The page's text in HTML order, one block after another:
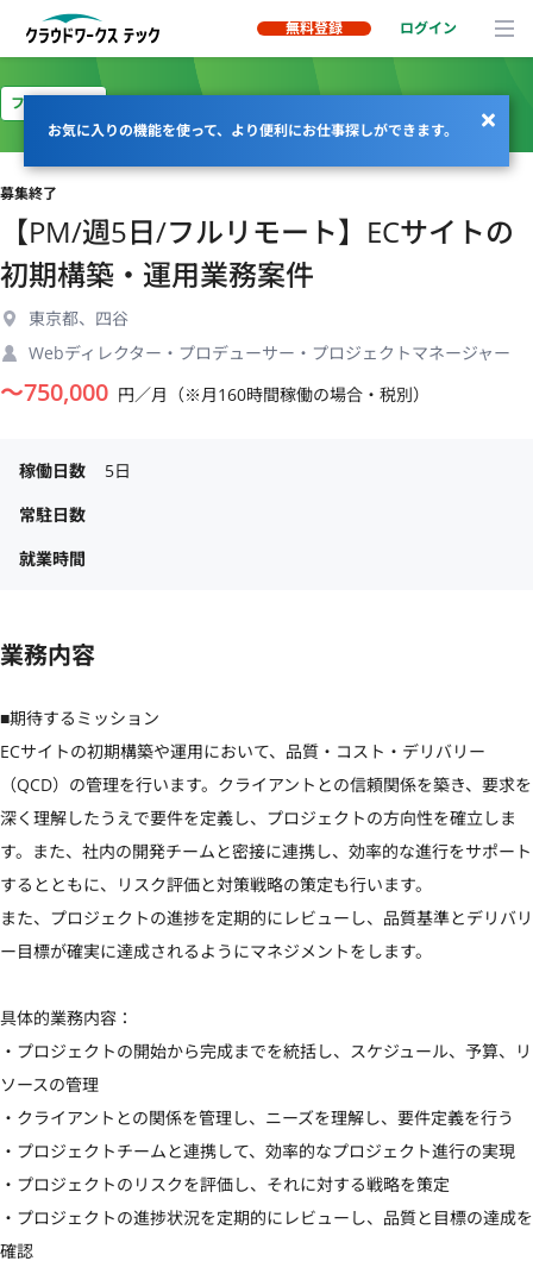
無料登録 ログイン
お気に入りの機能を使って、より便利にお仕事探しができます。
フルリモート
募集終了
【PM/週5日/フルリモート】ECサイトの
初期構築・運用業務案件
東京都、四谷
Webディレクター・プロデューサー・プロジェクトマネージャー
〜750,000 円／月（※月160時間稼働の場合・税別）
稼働日数
5日
常駐日数
就業時間
業務内容
■期待するミッション
ECサイトの初期構築や運用において、品質・コスト・デリバリー
（QCD）の管理を行います。クライアントとの信頼関係を築き、要求を
深く理解したうえで要件を定義し、プロジェクトの方向性を確立しま
す。また、社内の開発チームと密接に連携し、効率的な進行をサポート
するとともに、リスク評価と対策戦略の策定も行います。
また、プロジェクトの進捗を定期的にレビューし、品質基準とデリバリ
ー目標が確実に達成されるようにマネジメントをします。
具体的業務内容：
・プロジェクトの開始から完成までを統括し、スケジュール、予算、リ
ソースの管理
・クライアントとの関係を管理し、ニーズを理解し、要件定義を行う
・プロジェクトチームと連携して、効率的なプロジェクト進行の実現
・プロジェクトのリスクを評価し、それに対する戦略を策定
・プロジェクトの進捗状況を定期的にレビューし、品質と目標の達成を
確認